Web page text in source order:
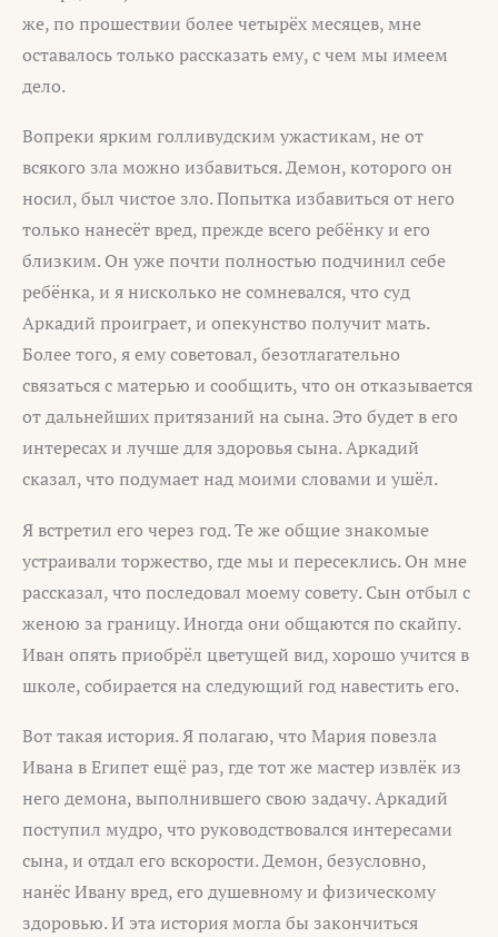
же, по прошествии более четырёх месяцев, мне
оставалось только рассказать ему, с чем мы имеем
дело.
Вопреки ярким голливудским ужастикам, не от
всякого зла можно избавиться. Демон, которого он
носил, был чистое зло. Попытка избавиться от него
только нанесёт вред, прежде всего ребёнку и его
близким. Он уже почти полностью подчинил себе
ребёнка, и я нисколько не сомневался, что суд
Аркадий проиграет, и опекунство получит мать.
Более того, я ему советовал, безотлагательно
связаться с матерью и сообщить, что он отказывается
от дальнейших притязаний на сына. Это будет в его
интересах и лучше для здоровья сына. Аркадий
сказал, что подумает над моими словами и ушёл.
Я встретил его через год. Те же общие знакомые
устраивали торжество, где мы и пересеклись. Он мне
рассказал, что последовал моему совету. Сын отбыл с
женою за границу. Иногда они общаются по скайпу.
Иван опять приобрёл цветущей вид, хорошо учится в
школе, собирается на следующий год навестить его.
Вот такая история. Я полагаю, что Мария повезла
Ивана в Египет ещё раз, где тот же мастер извлёк из
него демона, выполнившего свою задачу. Аркадий
поступил мудро, что руководствовался интересами
сына, и отдал его вскорости. Демон, безусловно,
нанёс Ивану вред, его душевному и физическому
здоровью. И эта история могла бы закончиться